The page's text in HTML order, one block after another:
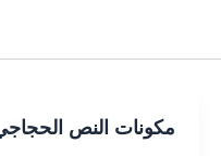
مكونات النص